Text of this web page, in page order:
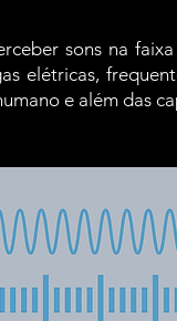
sons na
elétricas,
e além das